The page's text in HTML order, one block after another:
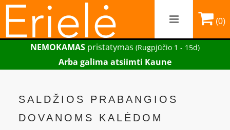
(0)
NEMOKAMAS pristatymas (Rugpjūčio 1 - 15d)
Arba galima atsiimti Kaune
SALDŽIOS PRABANGIOS
DOVANOMS KALĖDOM